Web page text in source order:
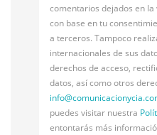
comentarios dejados en
con base en tu
a terceros. Tampoco
internacionales de sus
derechos de acceso,
datos, así como otros
info@
puedes visitar nuestra
entontarás más